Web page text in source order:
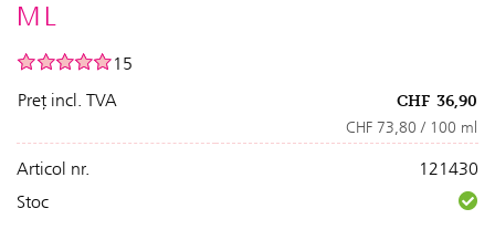
ML
15
Preț incl. TVA
CHF 36,90
CHF 73,80 / 100 ml
Articol nr.
121430
Stoc